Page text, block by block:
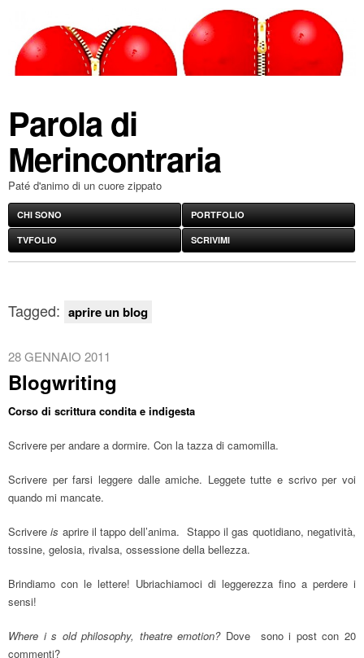
Parola di
Merincontraria
Paté d'animo di un cuore zippato
CHI SONO PORTFOLIO
TVFOLIO SCRIVIMI
Tagged: aprire un blog
28 GENNAIO 2011
Blogwriting
Corso di scrittura condita e indigesta
Scrivere per andare a dormire. Con la tazza di camomilla.
Scrivere per farsi leggere dalle amiche. Leggete tutte e scrivo per voi
quando mi mancate.
Scrivere is aprire il tappo dell’anima. Stappo il gas quotidiano, negatività,
tossine, gelosia, rivalsa, ossessione della bellezza.
Brindiamo con le lettere! Ubriachiamoci di leggerezza fino a perdere i
sensi!
Where i s old philosophy, theatre emotion?Dove sono i post con 20
commenti?